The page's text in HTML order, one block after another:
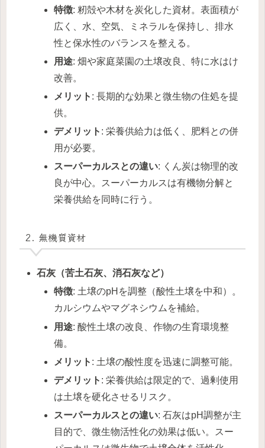
特徴: 籾殻や木材を炭化した資材。表面積が
広く、水、空気、ミネラルを保持し、排水
性と保水性のバランスを整える。
用途: 畑や家庭菜園の土壌改良、特に水はけ
改善。
メリット : 長期的な効果と微生物の住処を提
供。
デメリット : 栄養供給力は低く、肥料との併
用が必要。
スーパーカルスとの違い: くん炭は物理的改
良が中心。スーパーカルスは有機物分解と
栄養供給を同時に行う。
2. 無機質資材
石灰（苦土石灰、消石灰など）
特徴: 土壌のpHを調整（酸性土壌を中和）。
カルシウムやマグネシウムを補給。
用途: 酸性土壌の改良、作物の生育環境整
備。
メリット : 土壌の酸性度を迅速に調整可能。
デメリット : 栄養供給は限定的で、過剰使用
は土壌を硬化させるリスク。
スーパーカルスとの違い: 石灰はpH調整が主
目的で、微生物活性化の効果は低い。スー